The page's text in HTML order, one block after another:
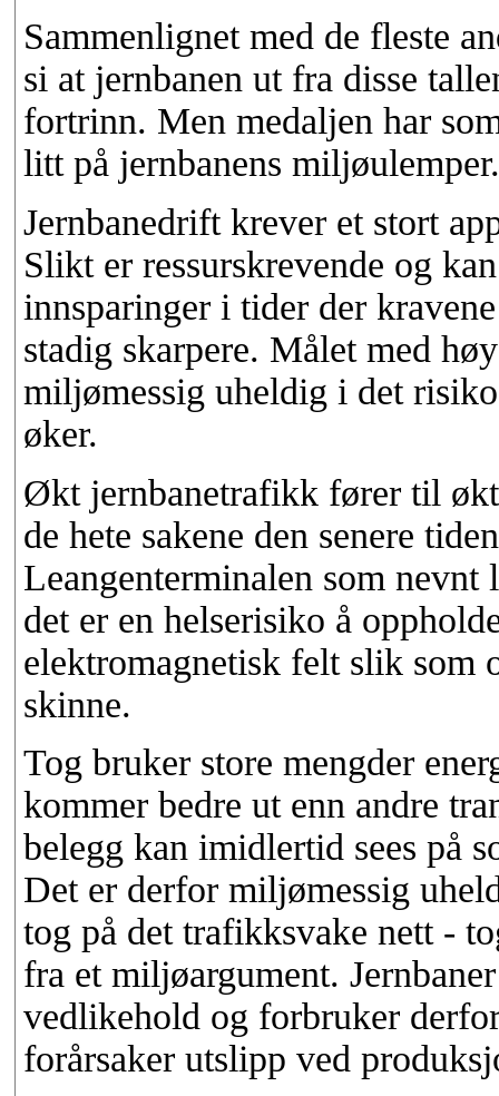
Sammenlignet med de fleste
si at jernbanen ut fra disse
fortrinn. Men medaljen har
litt på jernbanens miljøulemper.
Jernbanedrift krever et stort
Slikt er ressurskrevende og
innsparinger i tider der
stadig skarpere. Målet med
miljømessig uheldig i det
øker.
Økt jernbanetrafikk fører til
de hete sakene den senere
Leangenterminalen som
det er en helserisiko å
elektromagnetisk felt slik som
skinne.
Tog bruker store mengder
kommer bedre ut enn andre
belegg kan imidlertid sees på
Det er derfor miljømessig
tog på det trafikksvake nett -
fra et miljøargument.
vedlikehold og forbruker
forårsaker utslipp ved